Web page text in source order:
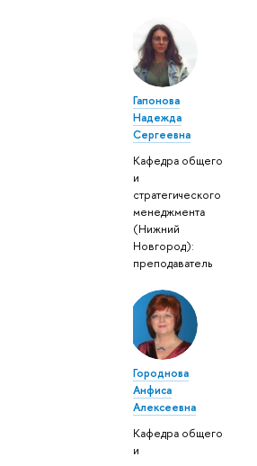
Гапонова
Надежда
Сергеевна
Кафедра общего
и
стратегического
менеджмента
(Нижний
Новгород):
преподаватель
Городнова
Анфиса
Алексеевна
Кафедра общего
и